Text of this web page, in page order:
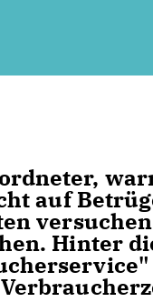
auf
Hinter